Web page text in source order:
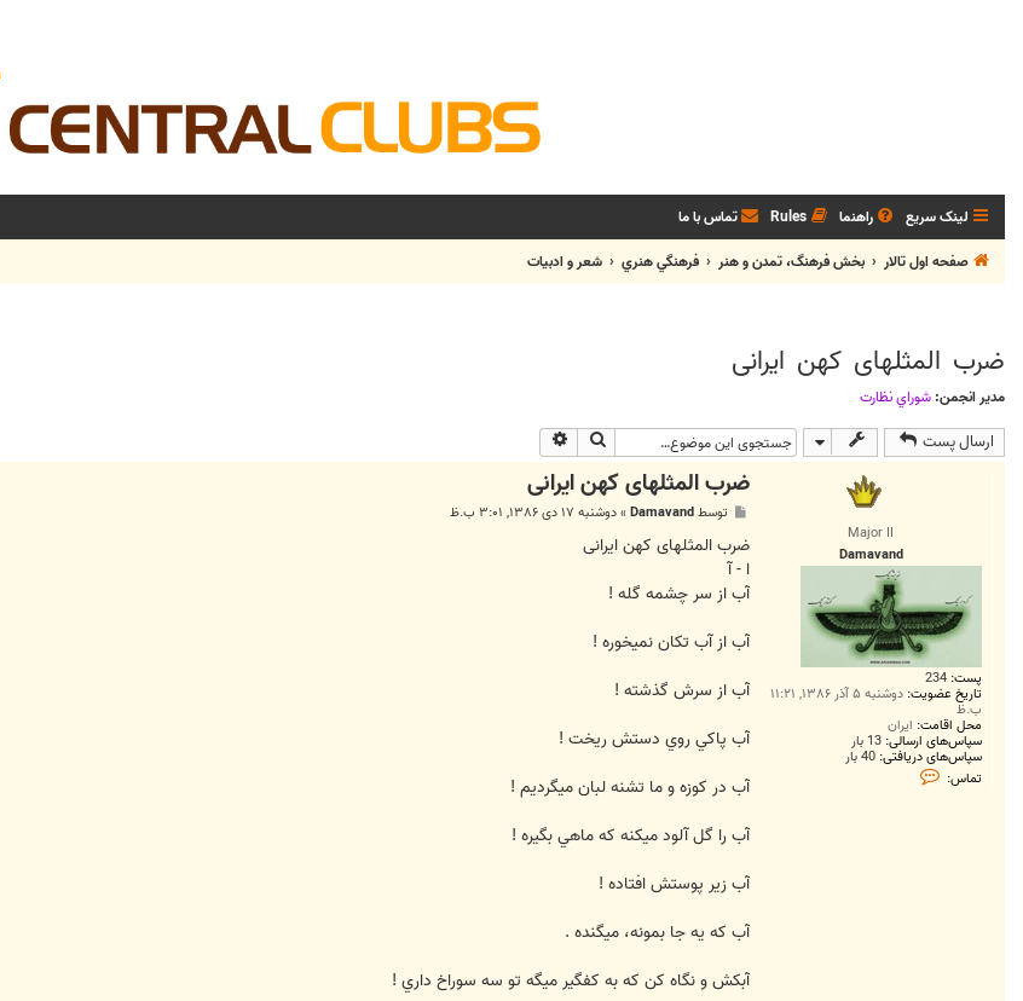
لینک سریع راهنما Rules تماس با ما
صفحه اول تالار
بخش فرهنگ، تمدن و هنر فرهنگي هنري شعر و ادبيات
ضرب المثلهای کهن ایرانی
مدیر انجمن: شوراي نظارت
ارسال پست جستجو
Major II
Damavand
پست: 234
تاریخ عضویت: دوشنبه ۵ آذر ۱۳۸۶, ۱۱:۲۱
ب.ظ
محل اقامت: ايران
سپاس‌های ارسالی: 13 بار
سپاس‌های دریافتی: 40 بار
تماس:
ت
ضرب المثلهای کهن ایرانی
ت
توسطDamavand
»دوشنبه ۱۷ دی ۱۳۸۶, ۳:۰۱ ب.ظ
ضرب المثلهای کهن ایرانی
ا - آ
آب از سر چشمه گله !
آب از آب تكان نميخوره !
آب از سرش گذشته !
آب پاكي روي دستش ريخت !
آب در كوزه و ما تشنه لبان ميگرديم !
آب را گل آلود ميكنه كه ماهي بگيره !
آب زير پوستش افتاده !
آب كه يه جا بمونه، ميگنده .
آبكش و نگاه كن كه به كفگير ميگه تو سه سوراخ داري !